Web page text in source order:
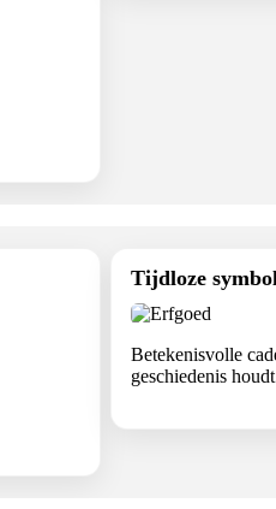
Tijdloze
Betekenisvolle
geschiedenis